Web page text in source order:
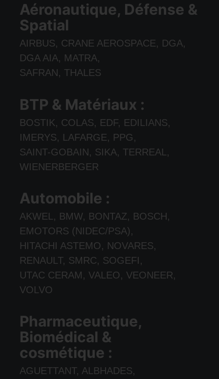
Aéronautique, Défense &
Spatial
AIRBUS, CRANE AEROSPACE, DGA,
DGA AIA, MATRA,
SAFRAN, THALES
BTP & Matériaux :
BOSTIK, COLAS, EDF, EDILIANS,
IMERYS, LAFARGE, PPG,
SAINT-GOBAIN, SIKA, TERREAL,
WIENERBERGER
Automobile :
AKWEL, BMW, BONTAZ, BOSCH,
EMOTORS (NIDEC/PSA),
HITACHI ASTEMO, NOVARES,
RENAULT, SMRC, SOGEFI,
UTAC CERAM, VALEO, VEONEER,
VOLVO
Pharmaceutique,
Biomédical &
cosmétique :
AGUETTANT, ALBHADES,